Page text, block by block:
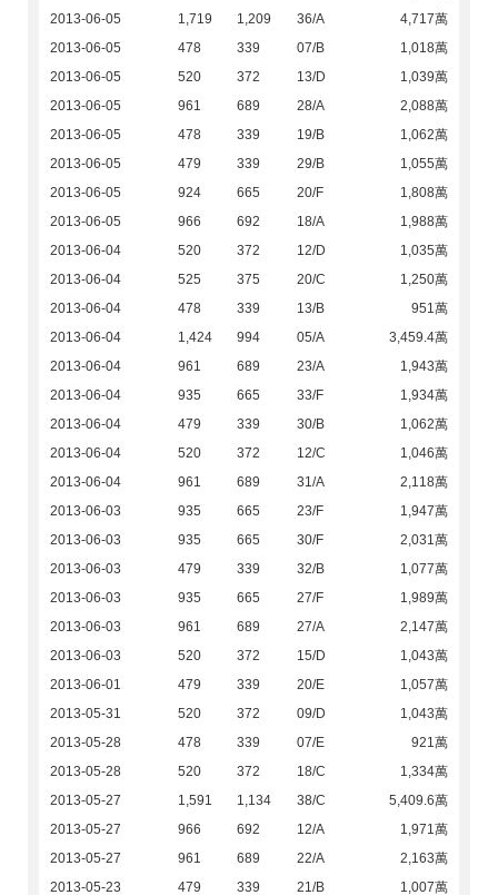
2013-06-05
1,719 1,209 36/A
4,717萬
2013-06-05
478 339 07/B
1,018萬
2013-06-05
520 372 13/D
1,039萬
2013-06-05
961 689 28/A
2,088萬
2013-06-05
478 339 19/B
1,062萬
2013-06-05
479 339 29/B
1,055萬
2013-06-05
924 665 20/F
1,808萬
2013-06-05
966 692 18/A
1,988萬
2013-06-04
520 372 12/D
1,035萬
2013-06-04
525 375 20/C
1,250萬
2013-06-04
478 339 13/B
951萬
2013-06-04
1,424 994 05/A
3,459.4萬
2013-06-04
961 689 23/A
1,943萬
2013-06-04
935 665 33/F
1,934萬
2013-06-04
479 339 30/B
1,062萬
2013-06-04
520 372 12/C
1,046萬
2013-06-04
961 689 31/A
2,118萬
2013-06-03
935 665 23/F
1,947萬
2013-06-03
935 665 30/F
2,031萬
2013-06-03
479 339 32/B
1,077萬
2013-06-03
935 665 27/F
1,989萬
2013-06-03
961 689 27/A
2,147萬
2013-06-03
520 372 15/D
1,043萬
2013-06-01
479 339 20/E
1,057萬
2013-05-31
520 372 09/D
1,043萬
2013-05-28
478 339 07/E
921萬
2013-05-28
520 372 18/C
1,334萬
2013-05-27
1,591 1,134 38/C
5,409.6萬
2013-05-27
966 692 12/A
1,971萬
2013-05-27
961 689 22/A
2,163萬
2013-05-23
479 339 21/B
1,007萬